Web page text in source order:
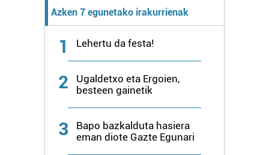
Azken 7 egunetako irakurrienak
1 Lehertu da festa!
2
Ugaldetxo eta Ergoien,
besteen gainetik
3
Bapo bazkalduta hasiera
eman diote Gazte Egunari